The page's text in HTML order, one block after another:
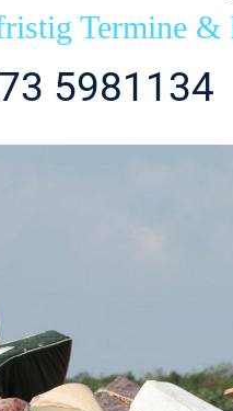
Termine &
5981134